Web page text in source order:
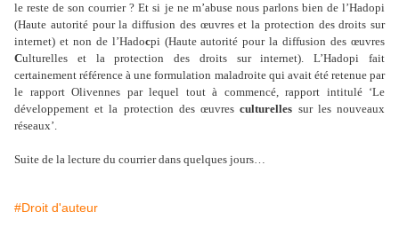
le reste de son courrier ? Et si je ne m’abuse nous parlons bien de l’Hadopi
(Haute autorité pour la diffusion des œuvres et la protection des droits sur
internet) et non de l’Hadocpi (Haute autorité pour la diffusion des œuvres
Culturelles et la protection des droits sur internet). L’Hadopi fait
certainement référence à une formulation maladroite qui avait été retenue par
le rapport Olivennes par lequel tout à commencé, rapport intitulé ‘Le
développement et la protection des œuvresculturelles sur les nouveaux
réseaux’.
Suite de la lecture du courrier dans quelques jours…
#Droit d'auteur